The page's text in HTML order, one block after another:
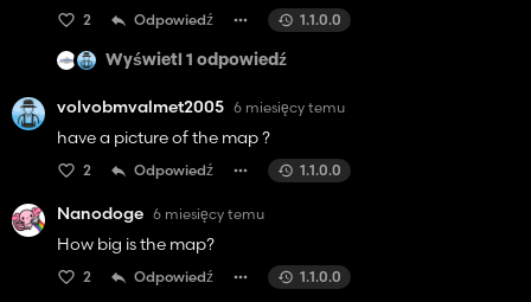
2 Odpowiedź 1.1.0.0
Wyświetl 1 odpowiedź
volvobmvalmet2005 6 miesięcy temu
have a picture of the map ?
2 Odpowiedź 1.1.0.0
Nanodoge 6 miesięcy temu
How big is the map?
2 Odpowiedź 1.1.0.0